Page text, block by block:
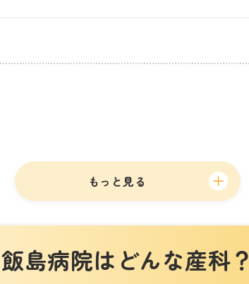
もっと見る
飯島病院はどんな産科？